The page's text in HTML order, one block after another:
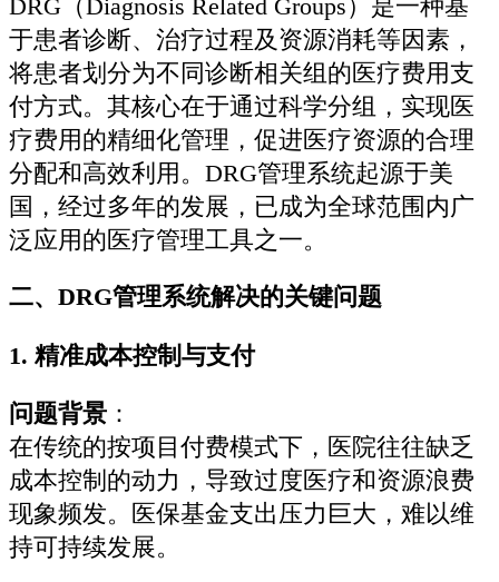
DRG（Diagnosis Related Groups）是一种基
于患者诊断、治疗过程及资源消耗等因素，
将患者划分为不同诊断相关组的医疗费用支
付方式。其核心在于通过科学分组，实现医
疗费用的精细化管理，促进医疗资源的合理
分配和高效利用。DRG管理系统起源于美
国，经过多年的发展，已成为全球范围内广
泛应用的医疗管理工具之一。
二、DRG管理系统解决的关键问题
1. 精准成本控制与支付
问题背景 ：
在传统的按项目付费模式下，医院往往缺乏
成本控制的动力，导致过度医疗和资源浪费
现象频发。医保基金支出压力巨大，难以维
持可持续发展。